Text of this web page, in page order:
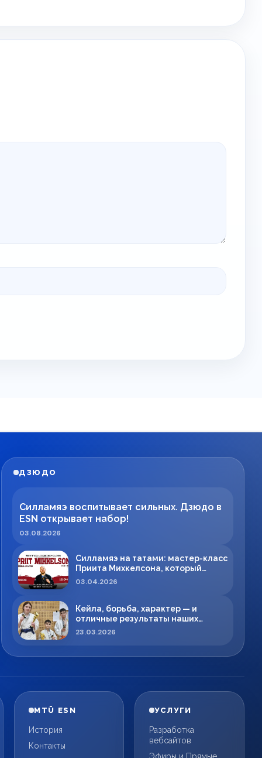
ДЗЮДО
Силламяэ воспитывает сильных. Дзюдо в
ESN открывает набор!
03.08.2026
Силламяэ на татами: мастер-класс
Приита Михкелсона, который
меняет правила игры в регионе
03.04.2026
Кейла, борьба, характер — и
отличные результаты наших
спортсменов!
23.03.2026
MTÜ ESN
История
Контакты
УСЛУГИ
Разработка
вебсайтов
Эфиры и Прямые